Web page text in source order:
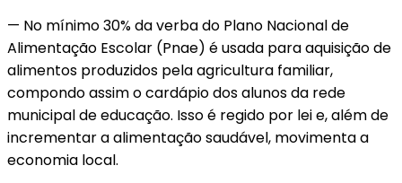
— No mínimo 30% da verba do Plano Nacional de
Alimentação Escolar (Pnae) é usada para aquisição de
alimentos produzidos pela agricultura familiar,
compondo assim o cardápio dos alunos da rede
municipal de educação. Isso é regido por lei e, além de
incrementar a alimentação saudável, movimenta a
economia local.